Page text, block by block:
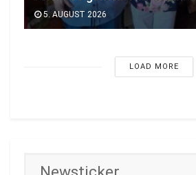
5. AUGUST 2026
LOAD MORE